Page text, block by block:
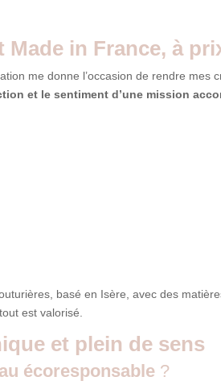
in France, à
me donne l’occasion de rendre
et le sentiment d’une mission
basé en Isère, avec des
est valorisé.
et plein de sens
écoresponsable ?